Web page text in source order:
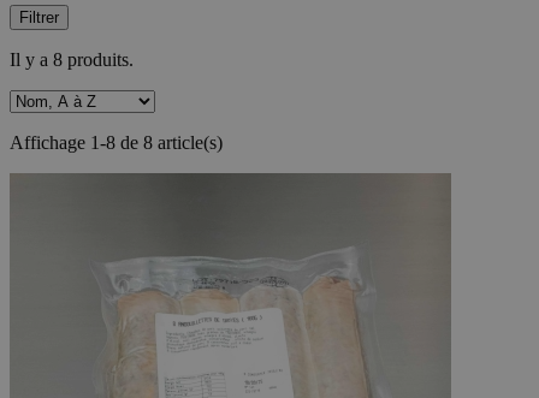
Filtrer
Il y a 8 produits.
Affichage 1-8 de 8 article(s)